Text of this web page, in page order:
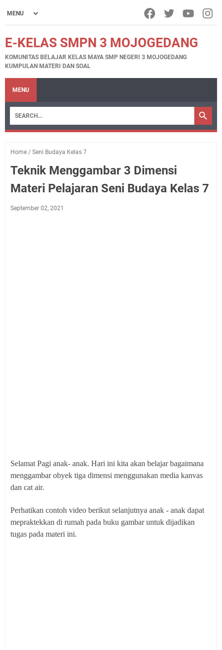
E-KELAS SMPN 3 MOJOGEDANG
KOMUNITAS BELAJAR KELAS MAYA SMP NEGERI 3 MOJOGEDANG
KUMPULAN MATERI DAN SOAL
MENU
Home / Seni Budaya Kelas 7
Teknik Menggambar 3 Dimensi
Materi Pelajaran Seni Budaya Kelas 7
September 02, 2021
Selamat Pagi anak- anak. Hari ini kita akan belajar bagaimana
menggambar obyek tiga dimensi menggunakan media kanvas
dan cat air.
Perhatikan contoh video berikut selanjutnya anak - anak dapat
mepraktekkan di rumah pada buku gambar untuk dijadikan
tugas pada materi ini.